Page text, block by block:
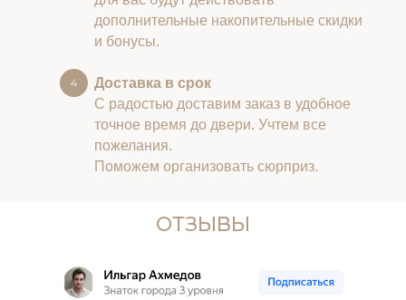
дополнительные накопительные скидки
и бонусы.
Доставка в срок
С радостью доставим заказ в удобное
точное время до двери. Учтем все
пожелания.
Поможем организовать сюрприз.
ОТЗЫВЫ